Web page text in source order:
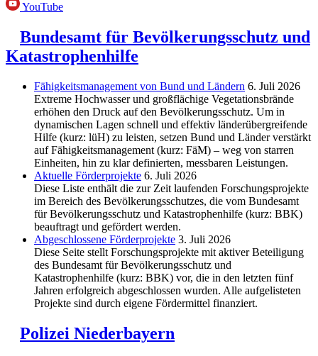
YouTube
Bundesamt für Bevölkerungsschutz und
Katastrophenhilfe
Fähigkeitsmanagement von Bund und Ländern 6. Juli 2026
Extreme Hochwasser und großflächige Vegetationsbrände
erhöhen den Druck auf den Bevölkerungsschutz. Um in
dynamischen Lagen schnell und effektiv länderübergreifende
Hilfe (kurz: lüH) zu leisten, setzen Bund und Länder verstärkt
auf Fähigkeitsmanagement (kurz: FäM) – weg von starren
Einheiten, hin zu klar definierten, messbaren Leistungen.
Aktuelle Förderprojekte 6. Juli 2026
Diese Liste enthält die zur Zeit laufenden Forschungsprojekte
im Bereich des Be­völkerungs­schutzes, die vom Bundesamt
für Bevölkerungsschutz und Katastrophenhilfe (kurz: BBK)
beauftragt und gefördert werden.
Abgeschlos­sene Förderprojekte 3. Juli 2026
Diese Seite stellt Forschungsprojekte mit aktiver Beteiligung
des Bundesamt für Bevölkerungsschutz und
Katastrophenhilfe (kurz: BBK) vor, die in den letzten fünf
Jahren erfolgreich abgeschlossen wurden. Alle aufgelisteten
Projekte sind durch eigene Fördermittel finanziert.
Polizei Niederbayern